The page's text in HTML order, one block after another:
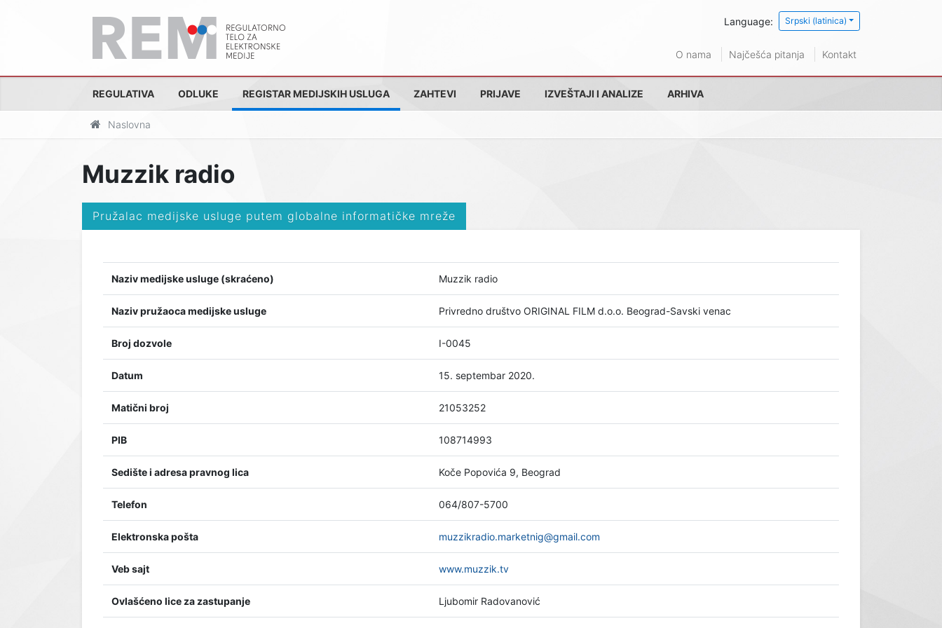
Language: Srpski (latinica)
O nama Najčešća pitanja Kontakt
REGULATIVA ODLUKE REGISTAR MEDIJSKIH USLUGA ZAHTEVI PRIJAVE IZVEŠTAJI I ANALIZE ARHIVA
Naslovna
Muzzik radio
Pružalac medijske usluge putem globalne informatičke mreže
Naziv medijske usluge (skraćeno) Muzzik radio
Naziv pružaoca medijske usluge Privredno društvo ORIGINAL FILM d.o.o. Beograd-Savski venac
Broj dozvole I-0045
Datum 15. septembar 2020.
Matični broj 21053252
PIB 108714993
Sedište i adresa pravnog lica Koče Popovića 9, Beograd
Telefon 064/807-5700
Elektronska pošta muzzikradio.marketnig@gmail.com
Veb sajt www.muzzik.tv
Ovlašćeno lice za zastupanje Ljubomir Radovanović